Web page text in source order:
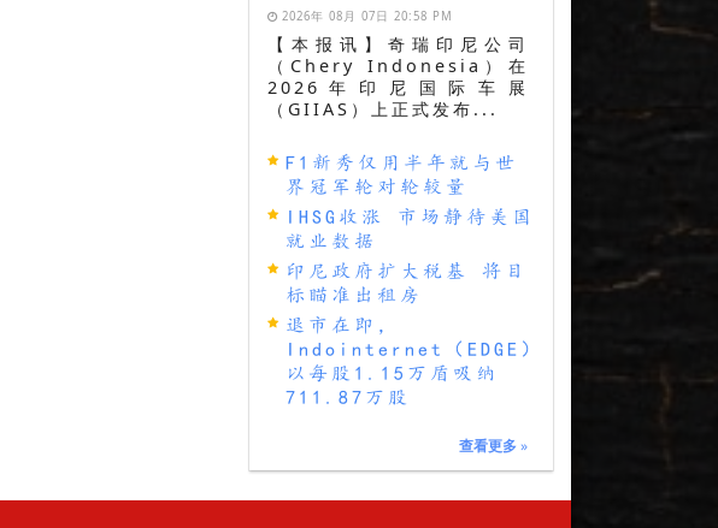
2026年 08月 07日 20:58 PM
【本报讯】奇瑞印尼公司
（Chery Indonesia）在
2026年印尼国际车展
（GIIAS）上正式发布...
F1新秀仅用半年就与世
界冠军轮对轮较量
IHSG收涨 市场静待美国
就业数据
印尼政府扩大税基 将目
标瞄准出租房
退市在即，
Indointernet（EDGE）
以每股1.15万盾吸纳
711.87万股
查看更多 »